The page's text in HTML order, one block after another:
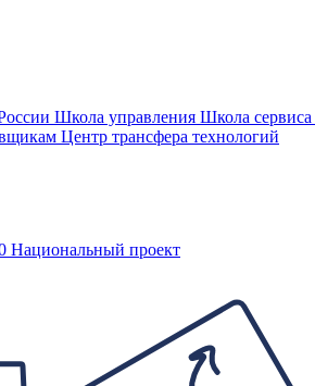
Школа управления Школа сервиса
Центр трансфера технологий
Национальный проект